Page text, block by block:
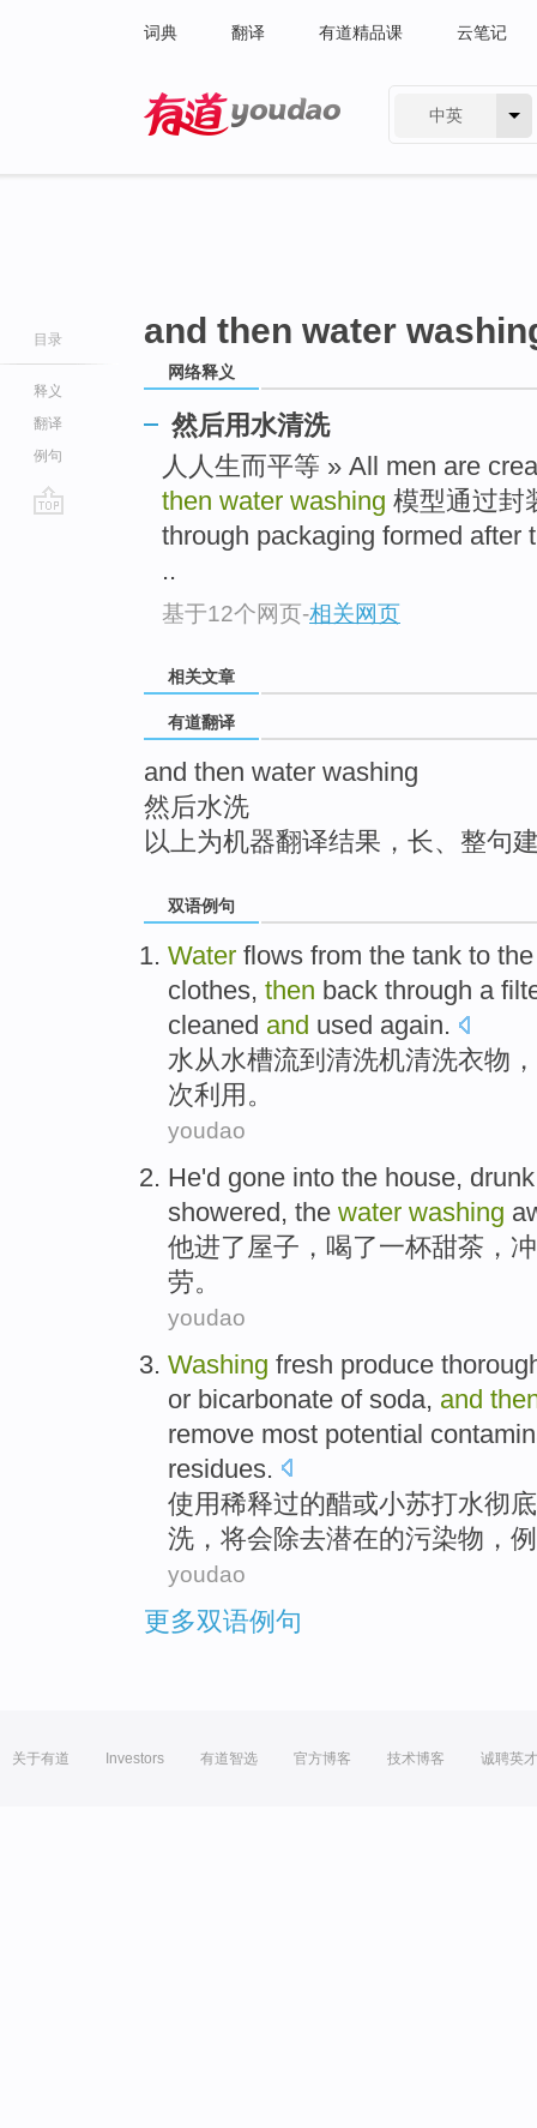
词典 翻译 有道精品课 云笔记
中英
目录
释义
翻译
例句
and then water
网络释义
然后用水清洗
人人生而平等 » All men are
then water washing 模型通过封
through packaging formed after
..
基于12个网页-相关网页
相关文章
有道翻译
and then water washing
然后水洗
以上为机器翻译结果，长、整句
双语例句
Water flows from the tank to
clothes, then back through a
cleaned and used again.
水从水槽流到 清洗机清洗衣物 ，
次利用 。
youdao
He'd gone into the house, drunk
showered, the water washing
他进了 屋子 ， 喝了一杯甜茶 ， 冲
劳。
youdao
Washing fresh produce
or bicarbonate of soda, and
remove most potential
residues.
使用稀释过的醋或小苏打水彻底
洗 ， 将会除去潜在的污染物 ，
youdao
更多双语例句
关于有道 Investors 有道智选 官方博客 技术博客 诚聘英才